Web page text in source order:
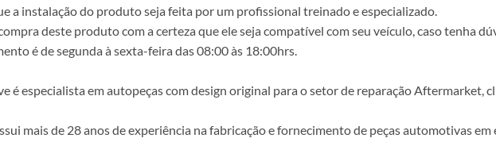
a instalação do produto seja feita por um profissional treinado e especializado.
deste produto com a certeza que ele seja compatível com seu veículo, caso tenha
é de segunda à sexta-feira das 08:00 às 18:00hrs.
é especialista em autopeças com design original para o setor de reparação Aftermarket,
mais de 28 anos de experiência na fabricação e fornecimento de peças automotivas em